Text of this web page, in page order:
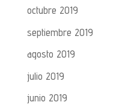
octubre 2019
septiembre 2019
agosto 2019
julio 2019
junio 2019